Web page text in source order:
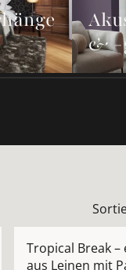
& -
Tropical Break
aus Leinen mit